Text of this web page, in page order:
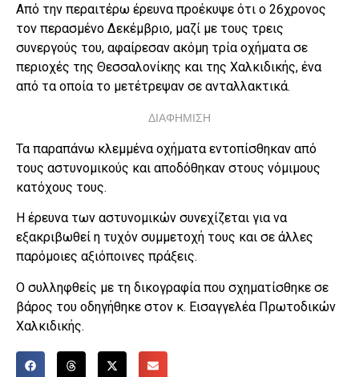
Από την περαιτέρω έρευνα προέκυψε ότι ο 26χρονος
τον περασμένο Δεκέμβριο, μαζί με τους τρεις
συνεργούς του, αφαίρεσαν ακόμη τρία οχήματα σε
περιοχές της Θεσσαλονίκης και της Χαλκιδικής, ένα
από τα οποία το μετέτρεψαν σε ανταλλακτικά.
ΔΙΑΦΗΜΙΣΗ
Τα παραπάνω κλεμμένα οχήματα εντοπίσθηκαν από
τους αστυνομικούς και αποδόθηκαν στους νόμιμους
κατόχους τους.
Η έρευνα των αστυνομικών συνεχίζεται για να
εξακριβωθεί η τυχόν συμμετοχή τους και σε άλλες
παρόμοιες αξιόποινες πράξεις.
Ο συλληφθείς με τη δικογραφία που σχηματίσθηκε σε
βάρος του οδηγήθηκε στον κ. Εισαγγελέα Πρωτοδικών
Χαλκιδικής.